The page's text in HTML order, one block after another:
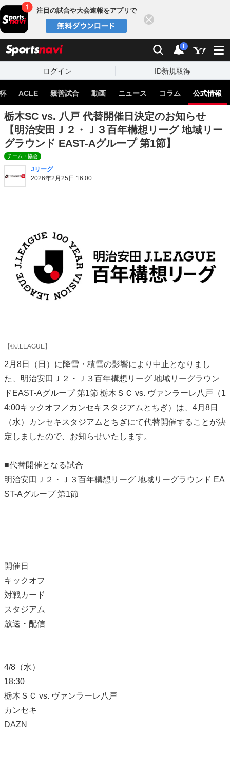
注目の試合や大会速報をアプリで
検索 通知
i
ログイン ID新規取得
ACLE 親善試合 動画 ニュース コラム 公式情報
栃木SC vs. 八戸 代替開催日決定のお知らせ
【明治安田Ｊ２・Ｊ３百年構想リーグ 地域リー
グラウンド EAST-Aグループ 第1節】
チーム・協会
Jリーグ
2026年2月25日 16:00
【©J.LEAGUE】
2月8日（日）に降雪・積雪の影響により中止となりまし
た、明治安田Ｊ２・Ｊ３百年構想リーグ 地域リーグラウン
ドEAST-Aグループ 第1節 栃木ＳＣ vs. ヴァンラーレ八戸（1
4:00キックオフ／カンセキスタジアムとちぎ）は、4月8日
（水）カンセキスタジアムとちぎにて代替開催することが決
定しましたので、お知らせいたします。
■代替開催となる試合
明治安田Ｊ２・Ｊ３百年構想リーグ 地域リーグラウンド EA
ST-Aグループ 第1節
開催日
キックオフ
対戦カード
スタジアム
放送・配信
4/8（水）
18:30
栃木ＳＣ vs. ヴァンラーレ八戸
カンセキ
DAZN